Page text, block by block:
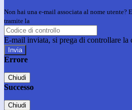
Non hai una e-mail associata al nome utente?
tramite la
E-mail inviata, si prega di controllare la
Errore
Chiudi
Successo
Chiudi